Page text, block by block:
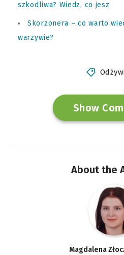
szkodliwa? Wiedz, co jesz
Skorzonera – co warto
warzywie?
Show
About the
Magdalena